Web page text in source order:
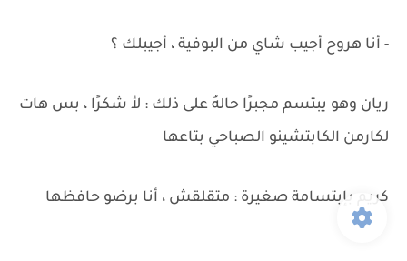
- أنا هروح أجيب شاي من البوفية ، أجيبلك ؟
ريان وهو يبتسم مجبرًا حالهُ على ذلك : لأ شكرًا ، بس هات
لكارمن الكابتشينو الصباحي بتاعها
كريم بإبتسامة صغيرة : متقلقش ، أنا برضو حافظها